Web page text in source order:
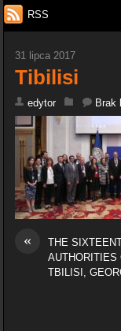
RSS
31 lipca 2017
Tibilisi
edytor Brak
«
THE
AUTHORITIES
TBILISI,